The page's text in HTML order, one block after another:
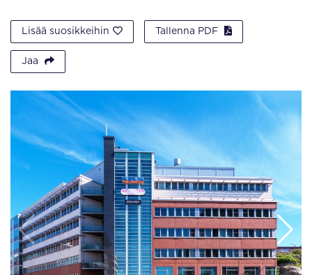
Lisää suosikkeihin Tallenna PDF
Jaa